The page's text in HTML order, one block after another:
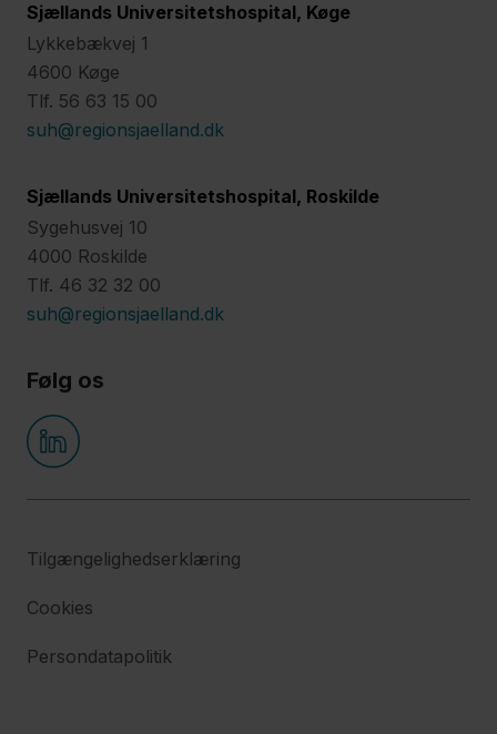
Sjællands Universitetshospital, Køge
Lykkebækvej 1
4600 Køge
Tlf. 56 63 15 00
suh@regionsjaelland.dk
Sjællands Universitetshospital, Roskilde
Sygehusvej 10
4000 Roskilde
Tlf. 46 32 32 00
suh@regionsjaelland.dk
Følg os
Tilgængelighedserklæring
Cookies
Persondatapolitik